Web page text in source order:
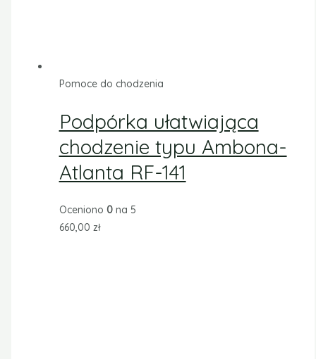
Pomoce do chodzenia
Podpórka ułatwiająca
chodzenie typu Ambona-
Atlanta RF-141
Oceniono 0na 5
660,00 zł